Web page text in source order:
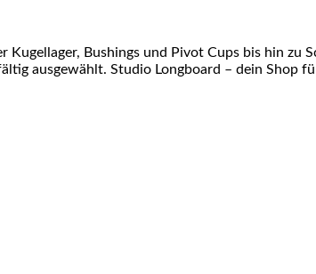
Bushings und Pivot Cups bis hin zu
ausgewählt. Studio Longboard – dein Shop